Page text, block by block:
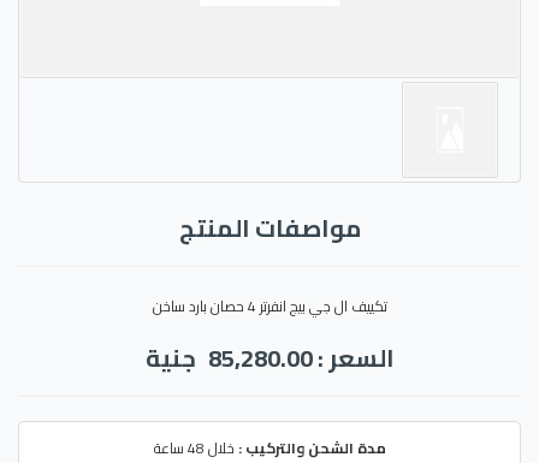
مواصفات المنتج
تكييف ال جي بيج انفرتر 4 حصان بارد ساخن
السعر : 85,280.00 جنية
مدة الشحن والتركيب : خلال 48 ساعة